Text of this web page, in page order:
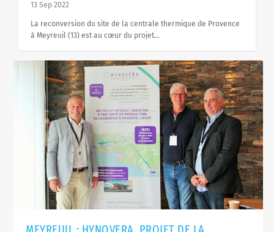
13 Sep 2022
La reconversion du site de la centrale thermique de Provence
à Meyreuil (13) est au cœur du projet...